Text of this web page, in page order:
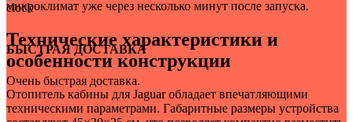
для Tesla
для Toyota
1
для Volkswagen
1
для АвтоВАЗ
1
микроклимат уже через несколько минут после запуска.
Технические характеристики и
особенности конструкции
Отопитель кабины для Jaguar обладает впечатляющими
техническими параметрами. Габаритные размеры устройства
БЫСТРАЯ ДОСТАВКА
Очень быстрая доставка.